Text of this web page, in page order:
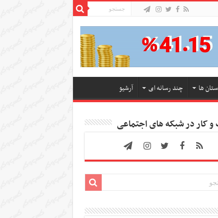
ها چند رسانه ای آرشیو
کار در شبکه های اجتماعی